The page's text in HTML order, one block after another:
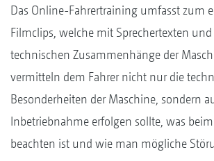
Das Online-Fahrertraining umfasst zum
Filmclips, welche mit Sprechertexten
technischen Zusammenhänge der
vermitteln dem Fahrer nicht nur die
Besonderheiten der Maschine, sondern
Inbetriebnahme erfolgen sollte, was
beachten ist und wie man mögliche